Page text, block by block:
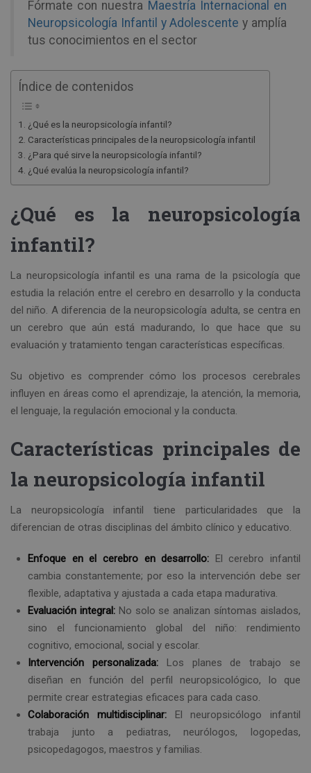
Fórmate con nuestra Maestría Internacional en
Neuropsicología Infantil y Adolescente y amplía
tus conocimientos en el sector
Índice de contenidos
¿Qué es la neuropsicología infantil?
Características principales de la neuropsicología infantil
¿Para qué sirve la neuropsicología infantil?
¿Qué evalúa la neuropsicología infantil?
¿Qué es la neuropsicología
infantil?
La neuropsicología infantil es una rama de la psicología que
estudia la relación entre el cerebro en desarrollo y la conducta
del niño. A diferencia de la neuropsicología adulta, se centra en
un cerebro que aún está madurando, lo que hace que su
evaluación y tratamiento tengan características específicas.
Su objetivo es comprender cómo los procesos cerebrales
influyen en áreas como el aprendizaje, la atención, la memoria,
el lenguaje, la regulación emocional y la conducta.
Características principales de
la neuropsicología infantil
La neuropsicología infantil tiene particularidades que la
diferencian de otras disciplinas del ámbito clínico y educativo.
Enfoque en el cerebro en desarrollo: El cerebro infantil
cambia constantemente; por eso la intervención debe ser
flexible, adaptativa y ajustada a cada etapa madurativa.
Evaluación integral:No solo se analizan síntomas aislados,
sino el funcionamiento global del niño: rendimiento
cognitivo, emocional, social y escolar.
Intervención personalizada:Los planes de trabajo se
diseñan en función del perfil neuropsicológico, lo que
permite crear estrategias eficaces para cada caso.
Colaboración multidisciplinar:El neuropsicólogo infantil
trabaja junto a pediatras, neurólogos, logopedas,
psicopedagogos, maestros y familias.